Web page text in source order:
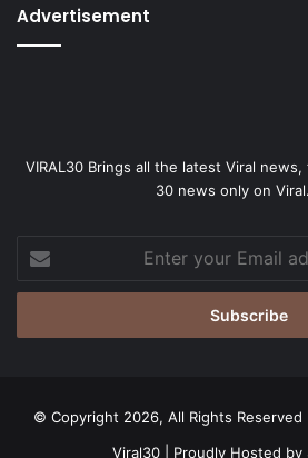
Advertisement
VIRAL30 Brings all the latest Viral
30 news only on
your
Email
© Copyright 2026, All Rights
Viral30 | Proudly Hosted by